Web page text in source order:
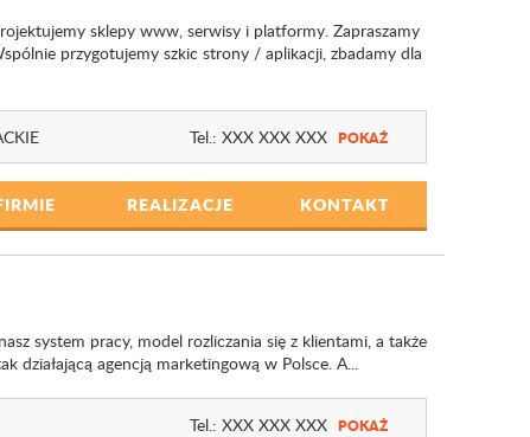
sklepy www, serwisy i platformy. Zapraszamy
przygotujemy szkic strony / aplikacji, zbadamy dla
Tel.: XXX XXX XXX POKAŻ
REALIZACJE KONTAKT
system pracy, model rozliczania się z klientami, a także
działającą agencją marketingową w Polsce. A...
Tel.: XXX XXX XXX POKAŻ